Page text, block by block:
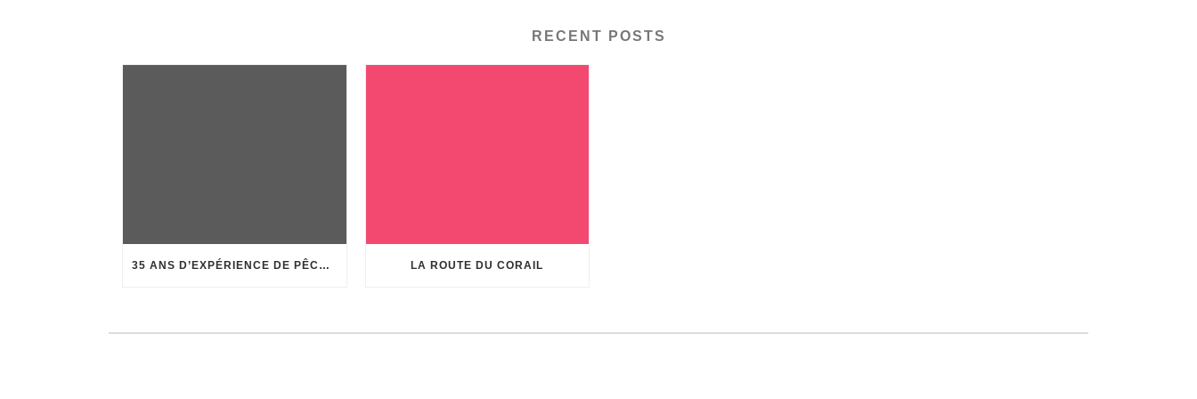
RECENT POSTS
35 ANS D’EXPÉRIENCE DE PÊCHE AU CORAIL LA ROUTE DU CORAIL